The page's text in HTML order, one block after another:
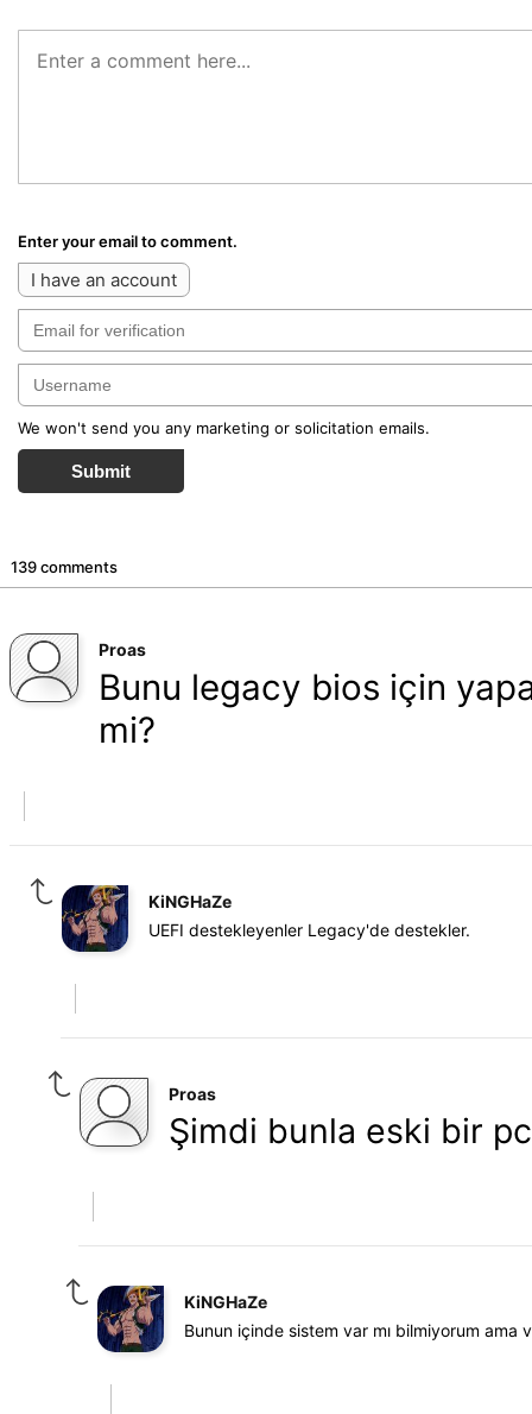
Enter your email to comment.
I have an account
We won't send you any marketing or solicitation emails.
Submit
139 comments
Proas
Bunu legacy bios için
mi?
KiNGHaZe
UEFI destekleyenler Legacy'de destekler.
Proas
Şimdi bunla eski bir
KiNGHaZe
Bunun içinde sistem var mı bilmiyorum ama